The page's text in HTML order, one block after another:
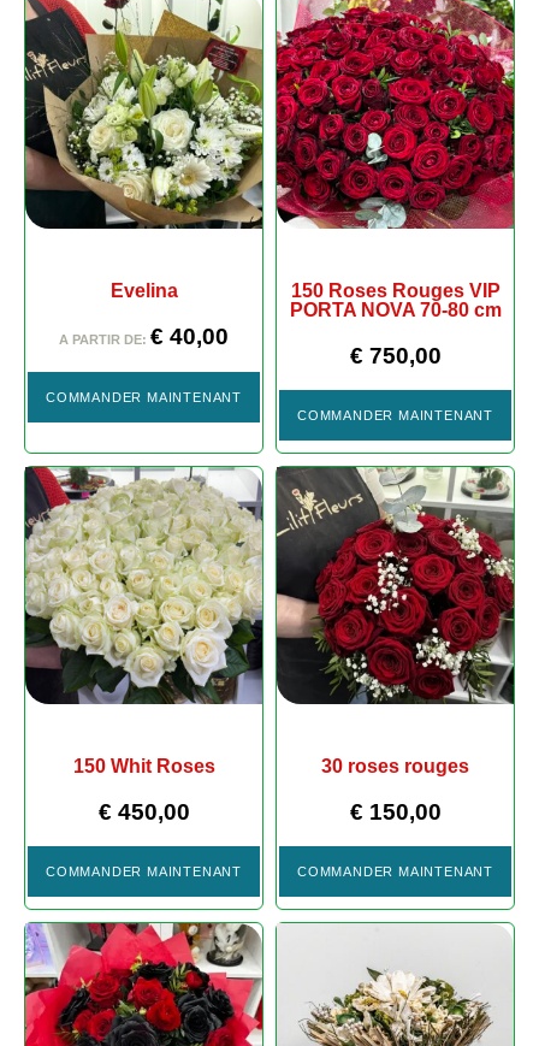
Evelina
A PARTIR DE: € 40,00
COMMANDER MAINTENANT
150 Roses Rouges VIP
PORTA NOVA 70-80 cm
€ 750,00
COMMANDER MAINTENANT
150 Whit Roses
€ 450,00
COMMANDER MAINTENANT
30 roses rouges
€ 150,00
COMMANDER MAINTENANT